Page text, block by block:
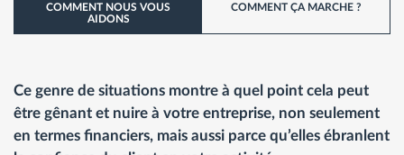
COMMENT NOUS VOUS
AIDONS
COMMENT ÇA MARCHE ?
Ce genre de situations montre à quel point cela peut
être gênant et nuire à votre entreprise, non seulement
en termes financiers, mais aussi parce qu’elles ébranlent